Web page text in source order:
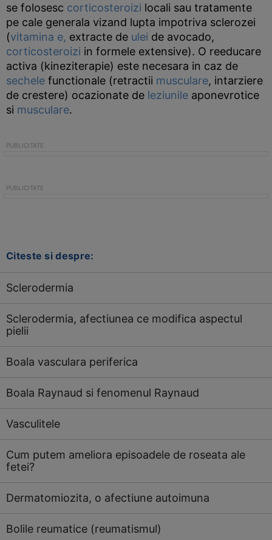
se folosesc corticosteroizi locali sau tratamente
pe cale generala vizand lupta impotriva sclerozei
(vitamina e, extracte de ulei de avocado,
corticosteroizi in formele extensive). O reeducare
activa (kineziterapie) este necesara in caz de
sechele functionale (retractii musculare, intarziere
de crestere) ocazionate de leziunile aponevrotice
si musculare.
Citeste si despre:
Sclerodermia
Sclerodermia, afectiunea ce modifica aspectul
pielii
Boala vasculara periferica
Boala Raynaud si fenomenul Raynaud
Vasculitele
Cum putem ameliora episoadele de roseata ale
fetei?
Dermatomiozita, o afectiune autoimuna
Bolile reumatice (reumatismul)